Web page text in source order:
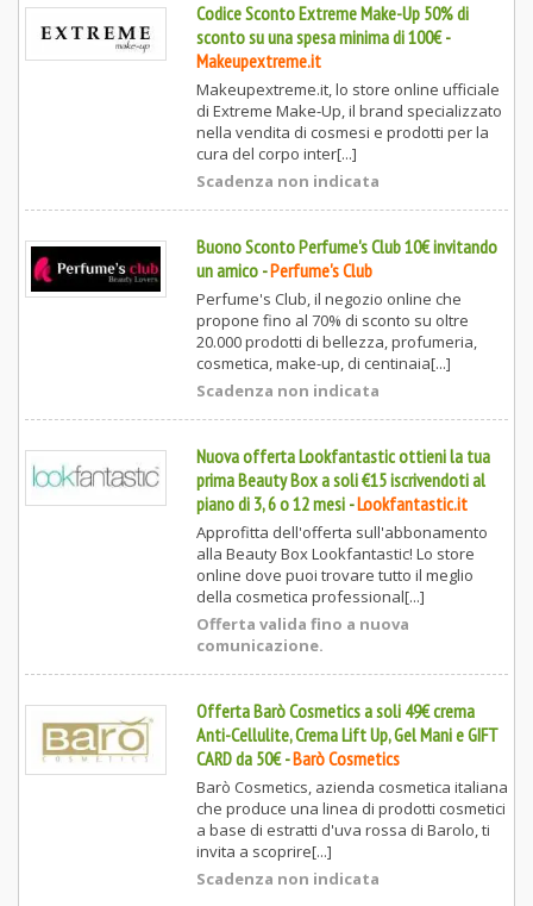
Codice Sconto Extreme Make-Up 50% di
sconto su una spesa minima di 100€-
Makeupextreme.it
Makeupextreme.it, lo store online ufficiale
di Extreme Make-Up, il brand specializzato
nella vendita di cosmesi e prodotti per la
cura del corpo inter[...]
Scadenza non indicata
Buono Sconto Perfume's Club 10€ invitando
un amico-Perfume's Club
Perfume's Club, il negozio online che
propone fino al 70% di sconto su oltre
20.000 prodotti di bellezza, profumeria,
cosmetica, make-up, di centinaia[...]
Scadenza non indicata
Nuova offerta Lookfantastic ottieni la tua
prima Beauty Box a soli €15 iscrivendoti al
piano di 3, 6 o 12 mesi-Lookfantastic.it
Approfitta dell'offerta sull'abbonamento
alla Beauty Box Lookfantastic! Lo store
online dove puoi trovare tutto il meglio
della cosmetica professional[...]
Offerta valida fino a nuova
comunicazione.
Offerta Barò Cosmetics a soli 49€ crema
Anti-Cellulite, Crema Lift Up, Gel Mani e GIFT
CARD da 50€-Barò Cosmetics
Barò Cosmetics, azienda cosmetica italiana
che produce una linea di prodotti cosmetici
a base di estratti d'uva rossa di Barolo, ti
invita a scoprire[...]
Scadenza non indicata